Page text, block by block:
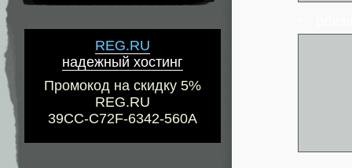
REG.RU
надежный хостинг
Промокод на скидку 5%
REG.RU
39CC-C72F-6342-560A